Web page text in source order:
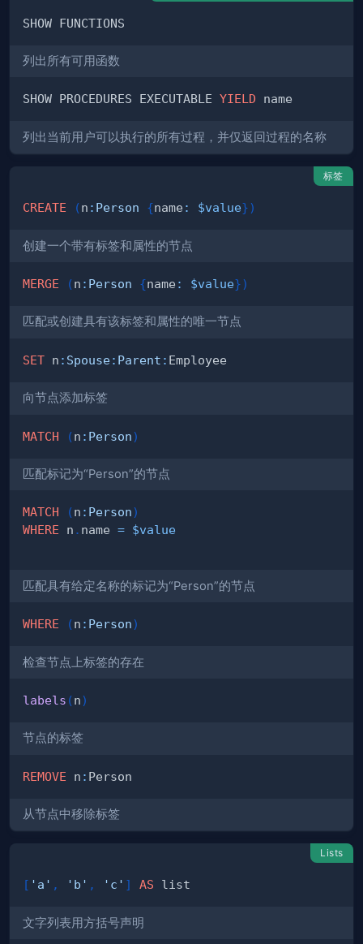
列出所有可用函数
SHOW PROCEDURES EXECUTABLE YIELD
列出当前用户可以执行的所有过程，并仅返回过程的名称
标签
CREATE (n : Person {name : $value})
创建一个带有标签和属性的节点
MERGE (n : Person {name : $value})
匹配或创建具有该标签和属性的唯一节点
SET n : Spouse: Parent :
向节点添加标签
MATCH (n : Person)
匹配标记为“Person”的节点
MATCH (n : Person)
WHERE n . name = $value
匹配具有给定名称的标记为“Person”的节点
WHERE (n : Person)
检查节点上标签的存在
labels (n)
节点的标签
REMOVE n :
从节点中移除标签
Lists
[ 'a' , 'b' , 'c' ] AS
文字列表用方括号声明